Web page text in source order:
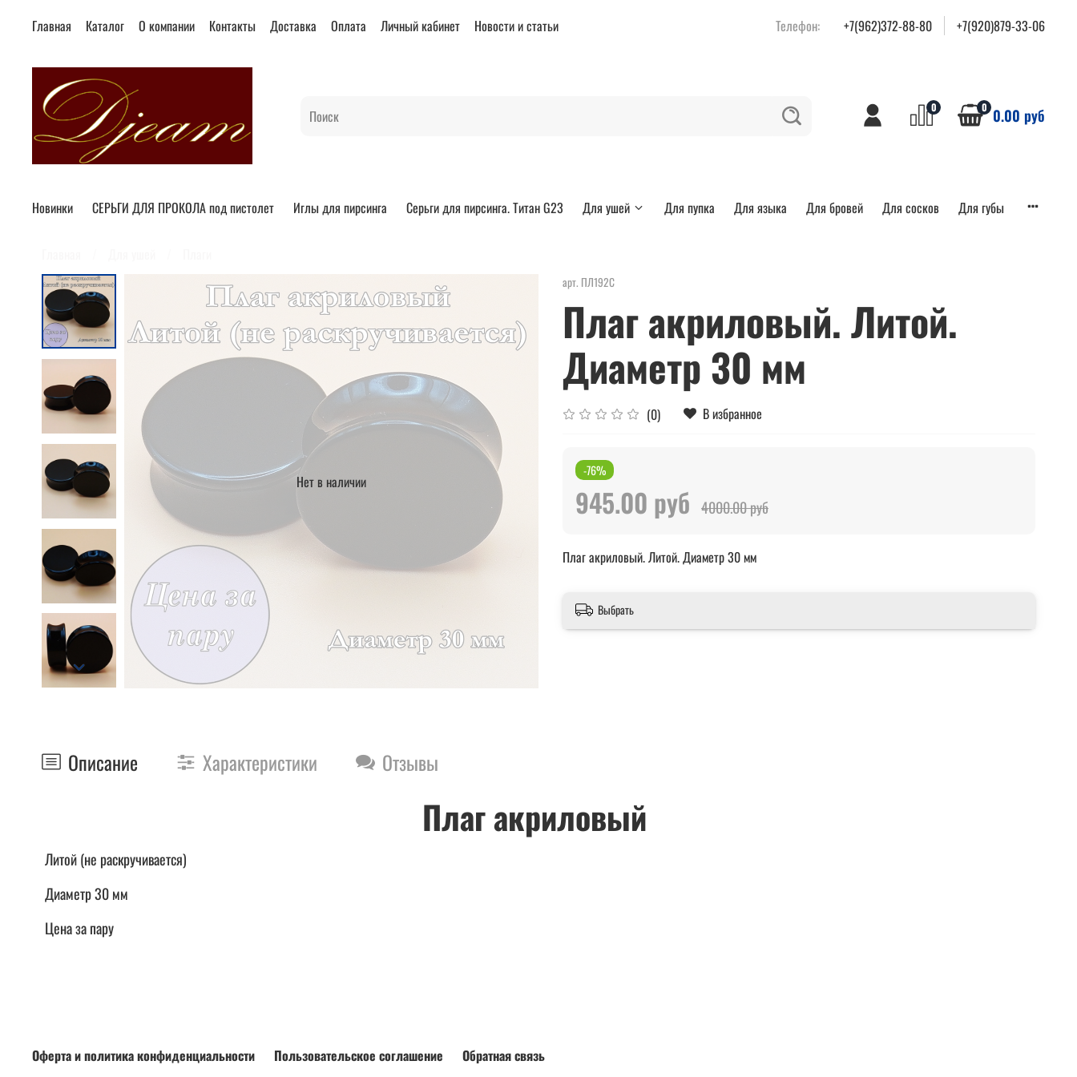
Главная Каталог О компании Контакты Доставка Оплата Личный кабинет Новости и статьи Телефон: +7(962)372-88-80 +7(920)879-33-06
0 0 0.00 руб
Новинки СЕРЬГИ ДЛЯ ПРОКОЛА под пистолет Иглы для пирсинга Серьги для пирсинга. Титан G23 Для ушей Для пупка Для языка Для бровей Для сосков Для губы
Нет в наличии
арт. ПЛ192С
Плаг акриловый. Литой.
Диаметр 30 мм
(0) В избранное
-76%
945.00 руб 4000.00 руб
Плаг акриловый. Литой. Диаметр 30 мм
Выбрать
Описание Характеристики Отзывы
Плаг акриловый
Литой (не раскручивается)
Диаметр 30 мм
Цена за пару
Оферта и политика конфиденциальности Пользовательское соглашение Обратная связь